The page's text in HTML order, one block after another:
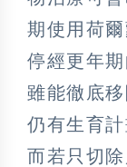
期使用荷
停經更年
雖能徹底
仍有生育
而若只切